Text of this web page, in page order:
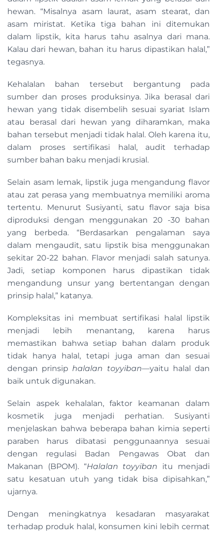
hewan. “Misalnya asam laurat, asam stearat, dan
asam miristat. Ketika tiga bahan ini ditemukan
dalam lipstik, kita harus tahu asalnya dari mana.
Kalau dari hewan, bahan itu harus dipastikan halal,”
tegasnya.
Kehalalan bahan tersebut bergantung pada
sumber dan proses produksinya. Jika berasal dari
hewan yang tidak disembelih sesuai syariat Islam
atau berasal dari hewan yang diharamkan, maka
bahan tersebut menjadi tidak halal. Oleh karena itu,
dalam proses sertifikasi halal, audit terhadap
sumber bahan baku menjadi krusial.
Selain asam lemak, lipstik juga mengandung flavor
atau zat perasa yang membuatnya memiliki aroma
tertentu. Menurut Susiyanti, satu flavor saja bisa
diproduksi dengan menggunakan 20 -30 bahan
yang berbeda. “Berdasarkan pengalaman saya
dalam mengaudit, satu lipstik bisa menggunakan
sekitar 20-22 bahan. Flavor menjadi salah satunya.
Jadi, setiap komponen harus dipastikan tidak
mengandung unsur yang bertentangan dengan
prinsip halal,” katanya.
Kompleksitas ini membuat sertifikasi halal lipstik
menjadi lebih menantang, karena harus
memastikan bahwa setiap bahan dalam produk
tidak hanya halal, tetapi juga aman dan sesuai
dengan prinsiphalalan toyyiban—yaitu halal dan
baik untuk digunakan.
Selain aspek kehalalan, faktor keamanan dalam
kosmetik juga menjadi perhatian. Susiyanti
menjelaskan bahwa beberapa bahan kimia seperti
paraben harus dibatasi penggunaannya sesuai
dengan regulasi Badan Pengawas Obat dan
Makanan (BPOM). “Halalan toyyiban itu menjadi
satu kesatuan utuh yang tidak bisa dipisahkan,”
ujarnya.
Dengan meningkatnya kesadaran masyarakat
terhadap produk halal, konsumen kini lebih cermat